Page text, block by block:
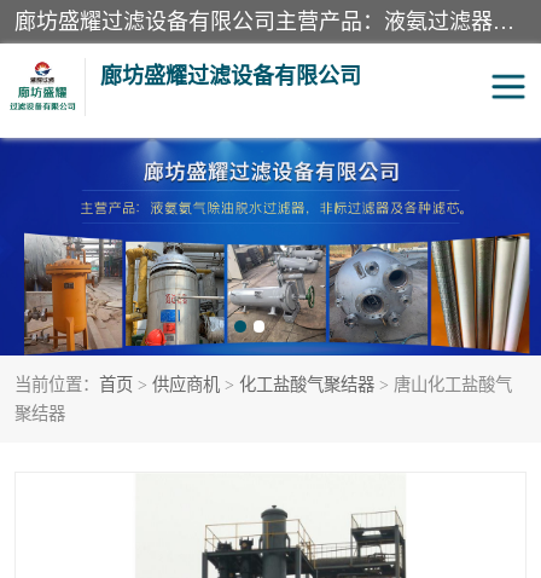
廊坊盛耀过滤设备有限公司主营产品：液氨过滤器、沼气过滤器、氨气分离器、二氧化碳过滤器、过滤器、液氨氨气过滤器、天然气过滤器、管道过滤器、*过滤器、液氨除油除水过滤器、氨气除油除水过滤器、焦炉煤气除焦油过滤器等。
廊坊盛耀过滤设备有限公司
当前位置： 首页 > 供应商机 > 化工盐酸气聚结器 > 唐山化工盐酸气
聚结器
二氧化碳过滤器 过滤器
液氨氨气过滤器 沼气过滤器
天然气过滤器 管道过滤器
甲醇过滤器 液氨除油除水过滤器
酸雾聚结分离器
替代进口过滤器